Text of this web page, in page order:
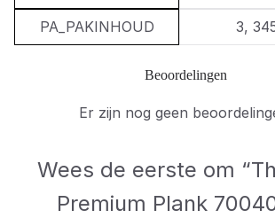
PA_PAKINHOUD 3,
Beoordelingen
Er zijn nog geen
Wees de eerste om
Premium Plank